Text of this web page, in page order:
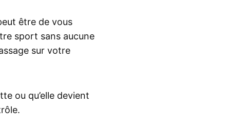
être de vous
sport sans aucune
sur votre
ou qu’elle devient